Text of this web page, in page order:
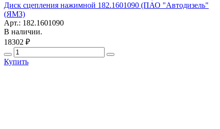
Диск сцепления нажимной 182.1601090 (ПАО "Автодизель"
(ЯМЗ)
Арт.: 182.1601090
В наличии.
18302 ₽
Купить